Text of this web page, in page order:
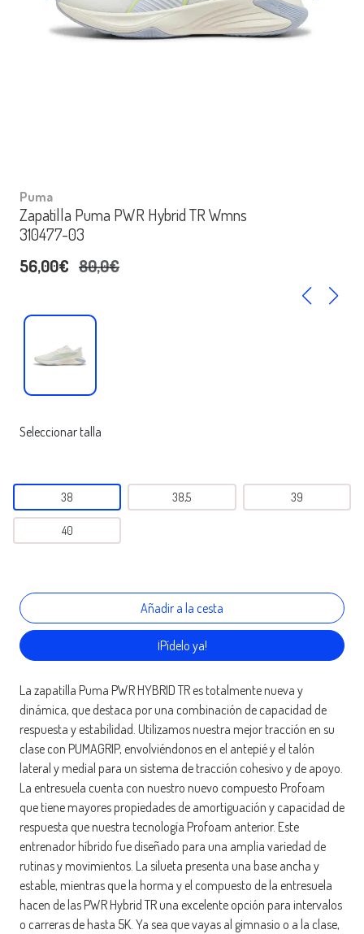
Puma
Zapatilla Puma PWR Hybrid TR Wmns
310477-03
56,00€ 80,0€
Seleccionar talla
38 38,5 39
40
¡Pídelo ya!
La zapatilla Puma PWR HYBRID TR es totalmente nueva y
dinámica, que destaca por una combinación de capacidad de
respuesta y estabilidad. Utilizamos nuestra mejor tracción en su
clase con PUMAGRIP, envolviéndonos en el antepié y el talón
lateral y medial para un sistema de tracción cohesivo y de apoyo.
La entresuela cuenta con nuestro nuevo compuesto Profoam
que tiene mayores propiedades de amortiguación y capacidad de
respuesta que nuestra tecnología Profoam anterior. Este
entrenador híbrido fue diseñado para una amplia variedad de
rutinas y movimientos. La silueta presenta una base ancha y
estable, mientras que la horma y el compuesto de la entresuela
hacen de las PWR Hybrid TR una excelente opción para intervalos
o carreras de hasta 5K. Ya sea que vayas al gimnasio o a la clase,